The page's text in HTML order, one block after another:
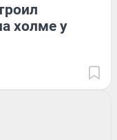
холме у